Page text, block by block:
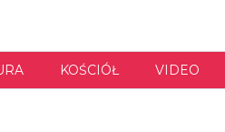
KOŚCIÓŁ VIDEO